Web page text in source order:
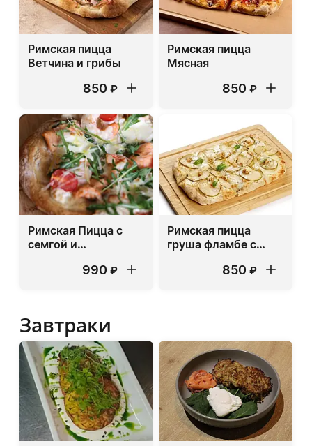
Римская пицца
Ветчина и грибы
850 ₽
Римская пицца
Мясная
850 ₽
Римская Пицца с
семгой и
990 ₽
Римская пицца
груша фламбе с
850 ₽
Завтраки